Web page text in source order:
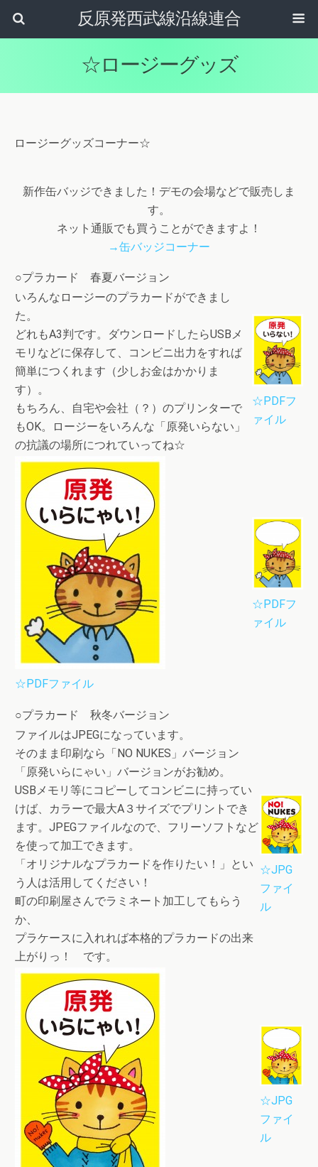
反原発西武線沿線連合
☆ロージーグッズ
ロージーグッズコーナー☆
新作缶バッジできました！デモの会場などで販売しま
す。
ネット通販でも買うことができますよ！
→缶バッジコーナー
○プラカード 春夏バージョン
いろんなロージーのプラカードができまし
た。
どれもA3判です。ダウンロードしたらUSBメ
モリなどに保存して、コンビニ出力をすれば
簡単につくれます（少しお金はかかりま
す）。
もちろん、自宅や会社（？）のプリンターで
もOK。ロージーをいろんな「原発いらない」
の抗議の場所につれていってね☆
☆PDFフ
ァイル
☆PDFファイル
☆PDFフ
ァイル
○プラカード 秋冬バージョン
ファイルはJPEGになっています。
そのまま印刷なら「NO NUKES」バージョン
「原発いらにゃい」バージョンがお勧め。
USBメモリ等にコピーしてコンビニに持ってい
けば、カラーで最大A３サイズでプリントでき
ます。JPEGファイルなので、フリーソフトなど
を使って加工できます。
「オリジナルなプラカードを作りたい！」とい
う人は活用してください！
町の印刷屋さんでラミネート加工してもらう
か、
プラケースに入れれば本格的プラカードの出来
上がりっ！ です。
☆JPG
ファイ
ル
☆JPG
ファイ
ル